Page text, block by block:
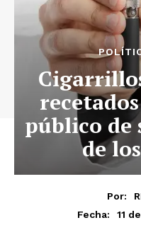
público de
de
Por:
Fecha:
11